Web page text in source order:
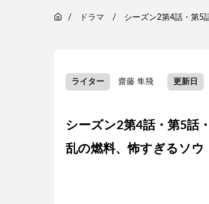
ドラマ シーズン2第4話・第5
ライター 齋藤 隼飛 更新日
シーズン2第4話・第5話
乱の燃料、怖すぎるソ